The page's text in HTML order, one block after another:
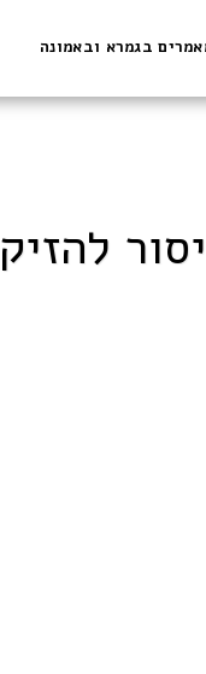
בגמרא ובאמונה
להזיק